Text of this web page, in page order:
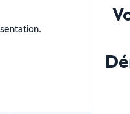
renseigné ma présentation.